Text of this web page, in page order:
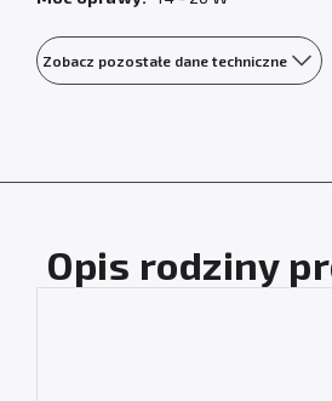
Zobacz pozostałe dane techniczne
Opis rodziny